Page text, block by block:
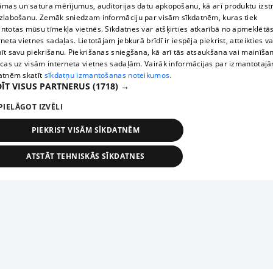
un satura mērījumus, auditorijas datu apkopošanu, kā arī produktu
Zemāk sniedzam informāciju par visām sīkdatnēm, kuras tiek
mūsu tīmekļa vietnēs. Sīkdatnes var atšķirties atkarībā no
vietnes sadaļas. Lietotājam jebkurā brīdī ir iespēja piekrist, atteikties
savu piekrišanu. Piekrišanas sniegšana, kā arī tās atsaukšana vai
uz visām interneta vietnes sadaļām. Vairāk informācijas par
skatīt sīkdatņu izmantošanas noteikumos.
VISUS PARTNERUS (1718) →
IZVĒLI
PIEKRIST VISĀM SĪKDATNĒM
ATSTĀT TEHNISKĀS SĪKDATNES